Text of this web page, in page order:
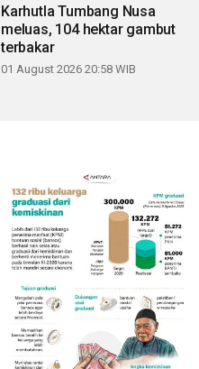
Karhutla Tumbang Nusa
meluas, 104 hektar gambut
terbakar
01 August 2026 20:58 WIB